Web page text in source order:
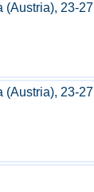
(Austria), 23-27
(Austria), 23-27